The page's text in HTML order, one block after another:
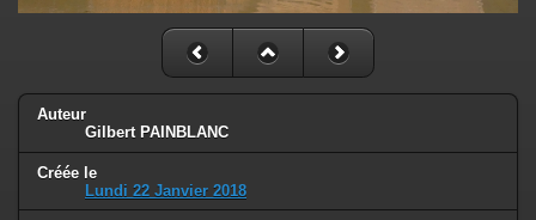
Auteur
Gilbert PAINBLANC
Créée le
Lundi 22 Janvier 2018